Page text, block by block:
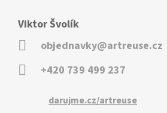
Viktor Švolík
objednavky@artreuse.cz
+420 739 499 237
darujme.cz/artreuse